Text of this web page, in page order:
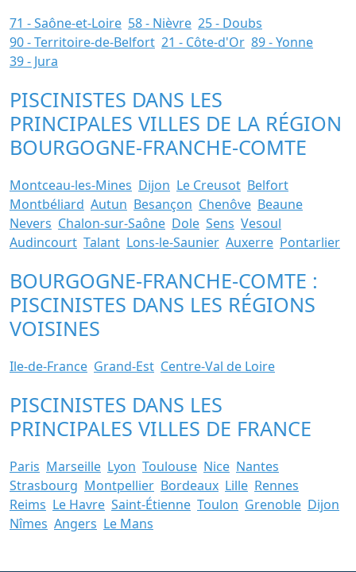
71 - Saône-et-Loire 58 - Nièvre 25 - Doubs
90 - Territoire-de-Belfort 21 - Côte-d'Or 89 - Yonne
39 - Jura
PISCINISTES DANS LES
PRINCIPALES VILLES DE LA RÉGION
BOURGOGNE-FRANCHE-COMTE
Montceau-les-Mines Dijon Le Creusot Belfort
Montbéliard Autun Besançon Chenôve Beaune
Nevers Chalon-sur-Saône Dole Sens Vesoul
Audincourt Talant Lons-le-Saunier Auxerre Pontarlier
BOURGOGNE-FRANCHE-COMTE :
PISCINISTES DANS LES RÉGIONS
VOISINES
Ile-de-France Grand-Est Centre-Val de Loire
PISCINISTES DANS LES
PRINCIPALES VILLES DE FRANCE
Paris Marseille Lyon Toulouse Nice Nantes
Strasbourg Montpellier Bordeaux Lille Rennes
Reims Le Havre Saint-Étienne Toulon Grenoble Dijon
Nîmes Angers Le Mans